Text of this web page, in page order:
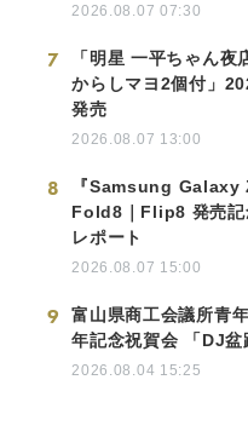
2026.08.07 07:30
7
「明星 一平ちゃん夜
からしマヨ2個付」
発売
2026.08.07 13:00
8
『Samsung Galaxy
Fold8｜Flip8 発売記
レポート
2026.08.07 15:00
9
富山県商工会議所青
年記念祝賀会 「DJ
2026.08.04 15:25